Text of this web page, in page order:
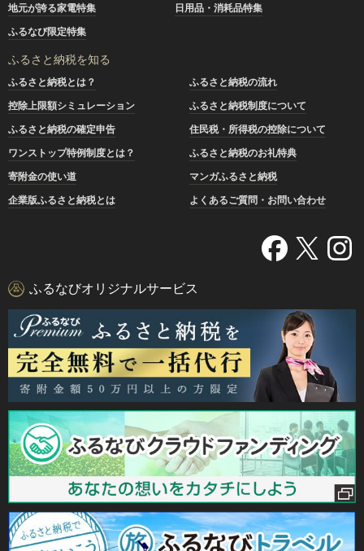
地元が誇る家電特集
日用品・消耗品特集
ふるなび限定特集
ふるさと納税を知る
ふるさと納税とは？
ふるさと納税の流れ
控除上限額シミュレーション
ふるさと納税制度について
ふるさと納税の確定申告
住民税・所得税の控除について
ワンストップ特例制度とは？
ふるさと納税のお礼特典
寄附金の使い道
マンガふるさと納税
企業版ふるさと納税とは
よくあるご質問・お問い合わせ
ふるなびオリジナルサービス